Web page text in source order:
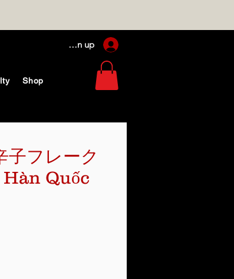
Log In / Sign up
Shop
子フレーク
Hàn Quốc